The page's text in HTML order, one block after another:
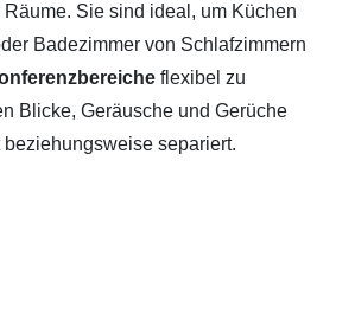
Räume. Sie sind ideal, um Küchen
Badezimmer von Schlafzimmern
flexibel zu
Blicke, Geräusche und Gerüche
separiert.